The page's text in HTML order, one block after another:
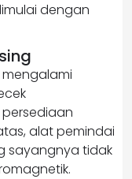
dengan
alat pemindai
sayangnya tidak